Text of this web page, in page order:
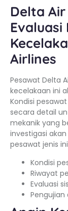
Delta Air
Evaluasi
Airlines
Pesawat Delta
kecelakaan ini
Kondisi
secara detail
mekanik yang
investigasi
pesawat jenis
Kondisi
Riwayat
Evaluasi
Pengujian